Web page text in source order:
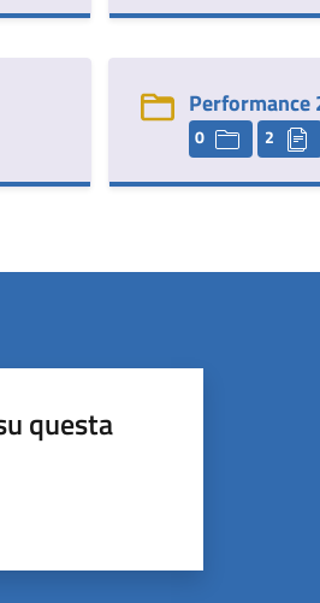
Performance
0 2
questa